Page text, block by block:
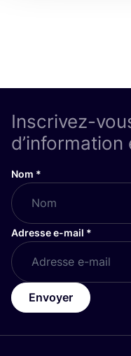
Inscrivez-
Nom *
Adresse e-mail *
Envoyer